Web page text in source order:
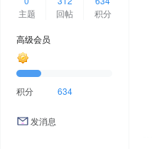
主题
回帖
积分
高级会员
积分 634
发消息